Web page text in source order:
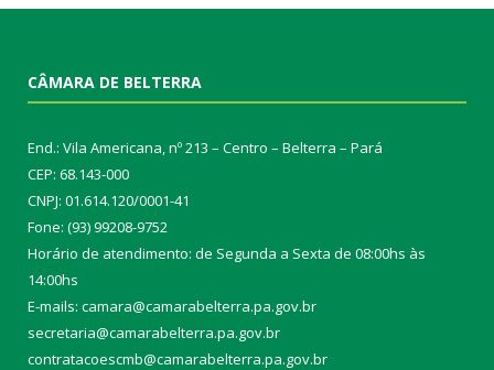
CÂMARA DE BELTERRA
End.: Vila Americana, nº 213 – Centro – Belterra – Pará
CEP: 68.143-000
CNPJ: 01.614.120/0001-41
Fone: (93) 99208-9752
Horário de atendimento: de Segunda a Sexta de 08:00hs às
14:00hs
E-mails: camara@camarabelterra.pa.gov.br
secretaria@camarabelterra.pa.gov.br
contratacoescmb@camarabelterra.pa.gov.br